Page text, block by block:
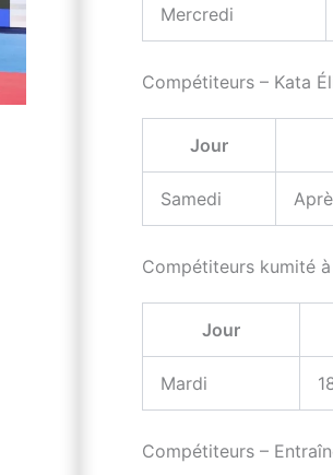
Mercredi
Compétiteurs – Kata
Jour
Samedi
Compétiteurs kumité
Jour
Mardi
Compétiteurs –